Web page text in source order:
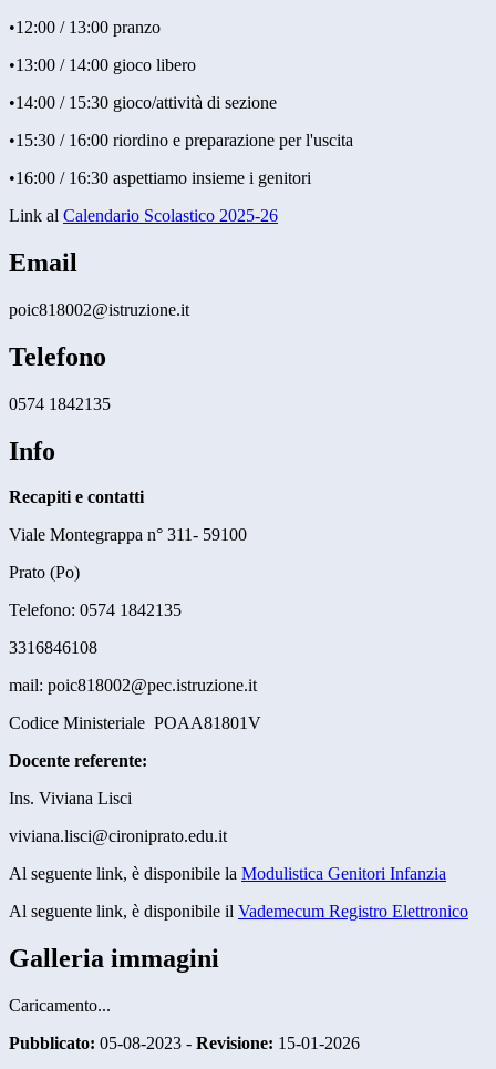
•12:00 / 13:00 pranzo
•13:00 / 14:00 gioco libero
•14:00 / 15:30 gioco/attività di sezione
•15:30 / 16:00 riordino e preparazione per l'uscita
•16:00 / 16:30 aspettiamo insieme i genitori
Link al Calendario Scolastico 2025-26
Email
poic818002@istruzione.it
Telefono
0574 1842135
Info
Recapiti e contatti
Viale Montegrappa n° 311- 59100
Prato (Po)
Telefono: 0574 1842135
3316846108
mail: poic818002@pec.istruzione.it
Codice Ministeriale POAA81801V
Docente referente:
Ins. Viviana Lisci
viviana.lisci@cironiprato.edu.it
Al seguente link, è disponibile la Modulistica Genitori Infanzia
Al seguente link, è disponibile il Vademecum Registro Elettronico
Galleria immagini
Caricamento...
Pubblicato: 05-08-2023 - Revisione: 15-01-2026